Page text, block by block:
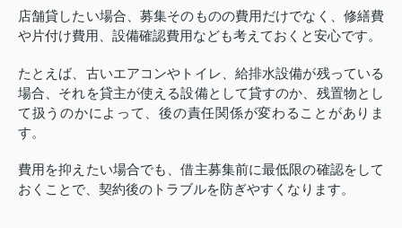
店舗貸したい場合、募集そのものの費用だけでなく、修繕費
や片付け費用、設備確認費用なども考えておくと安心です。
たとえば、古いエアコンやトイレ、給排水設備が残っている
場合、それを貸主が使える設備として貸すのか、残置物とし
て扱うのかによって、後の責任関係が変わることがありま
す。
費用を抑えたい場合でも、借主募集前に最低限の確認をして
おくことで、契約後のトラブルを防ぎやすくなります。